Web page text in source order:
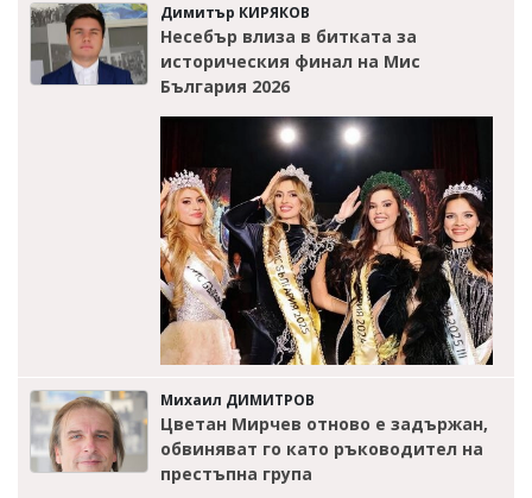
Димитър КИРЯКОВ
Несебър влиза в битката за
историческия финал на Мис
България 2026
Михаил ДИМИТРОВ
Цветан Мирчев отново е задържан,
обвиняват го като ръководител на
престъпна група